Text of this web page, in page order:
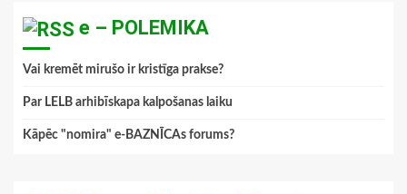
e – POLEMIKA
Vai kremēt mirušo ir kristīga prakse?
Par LELB arhibīskapa kalpošanas laiku
Kāpēc "nomira" e-BAZNĪCAs forums?